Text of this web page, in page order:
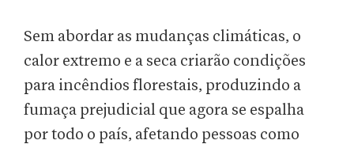
Sem abordar as mudanças climáticas, o
calor extremo e a seca criarão condições
para incêndios florestais, produzindo a
fumaça prejudicial que agora se espalha
por todo o país, afetando pessoas como